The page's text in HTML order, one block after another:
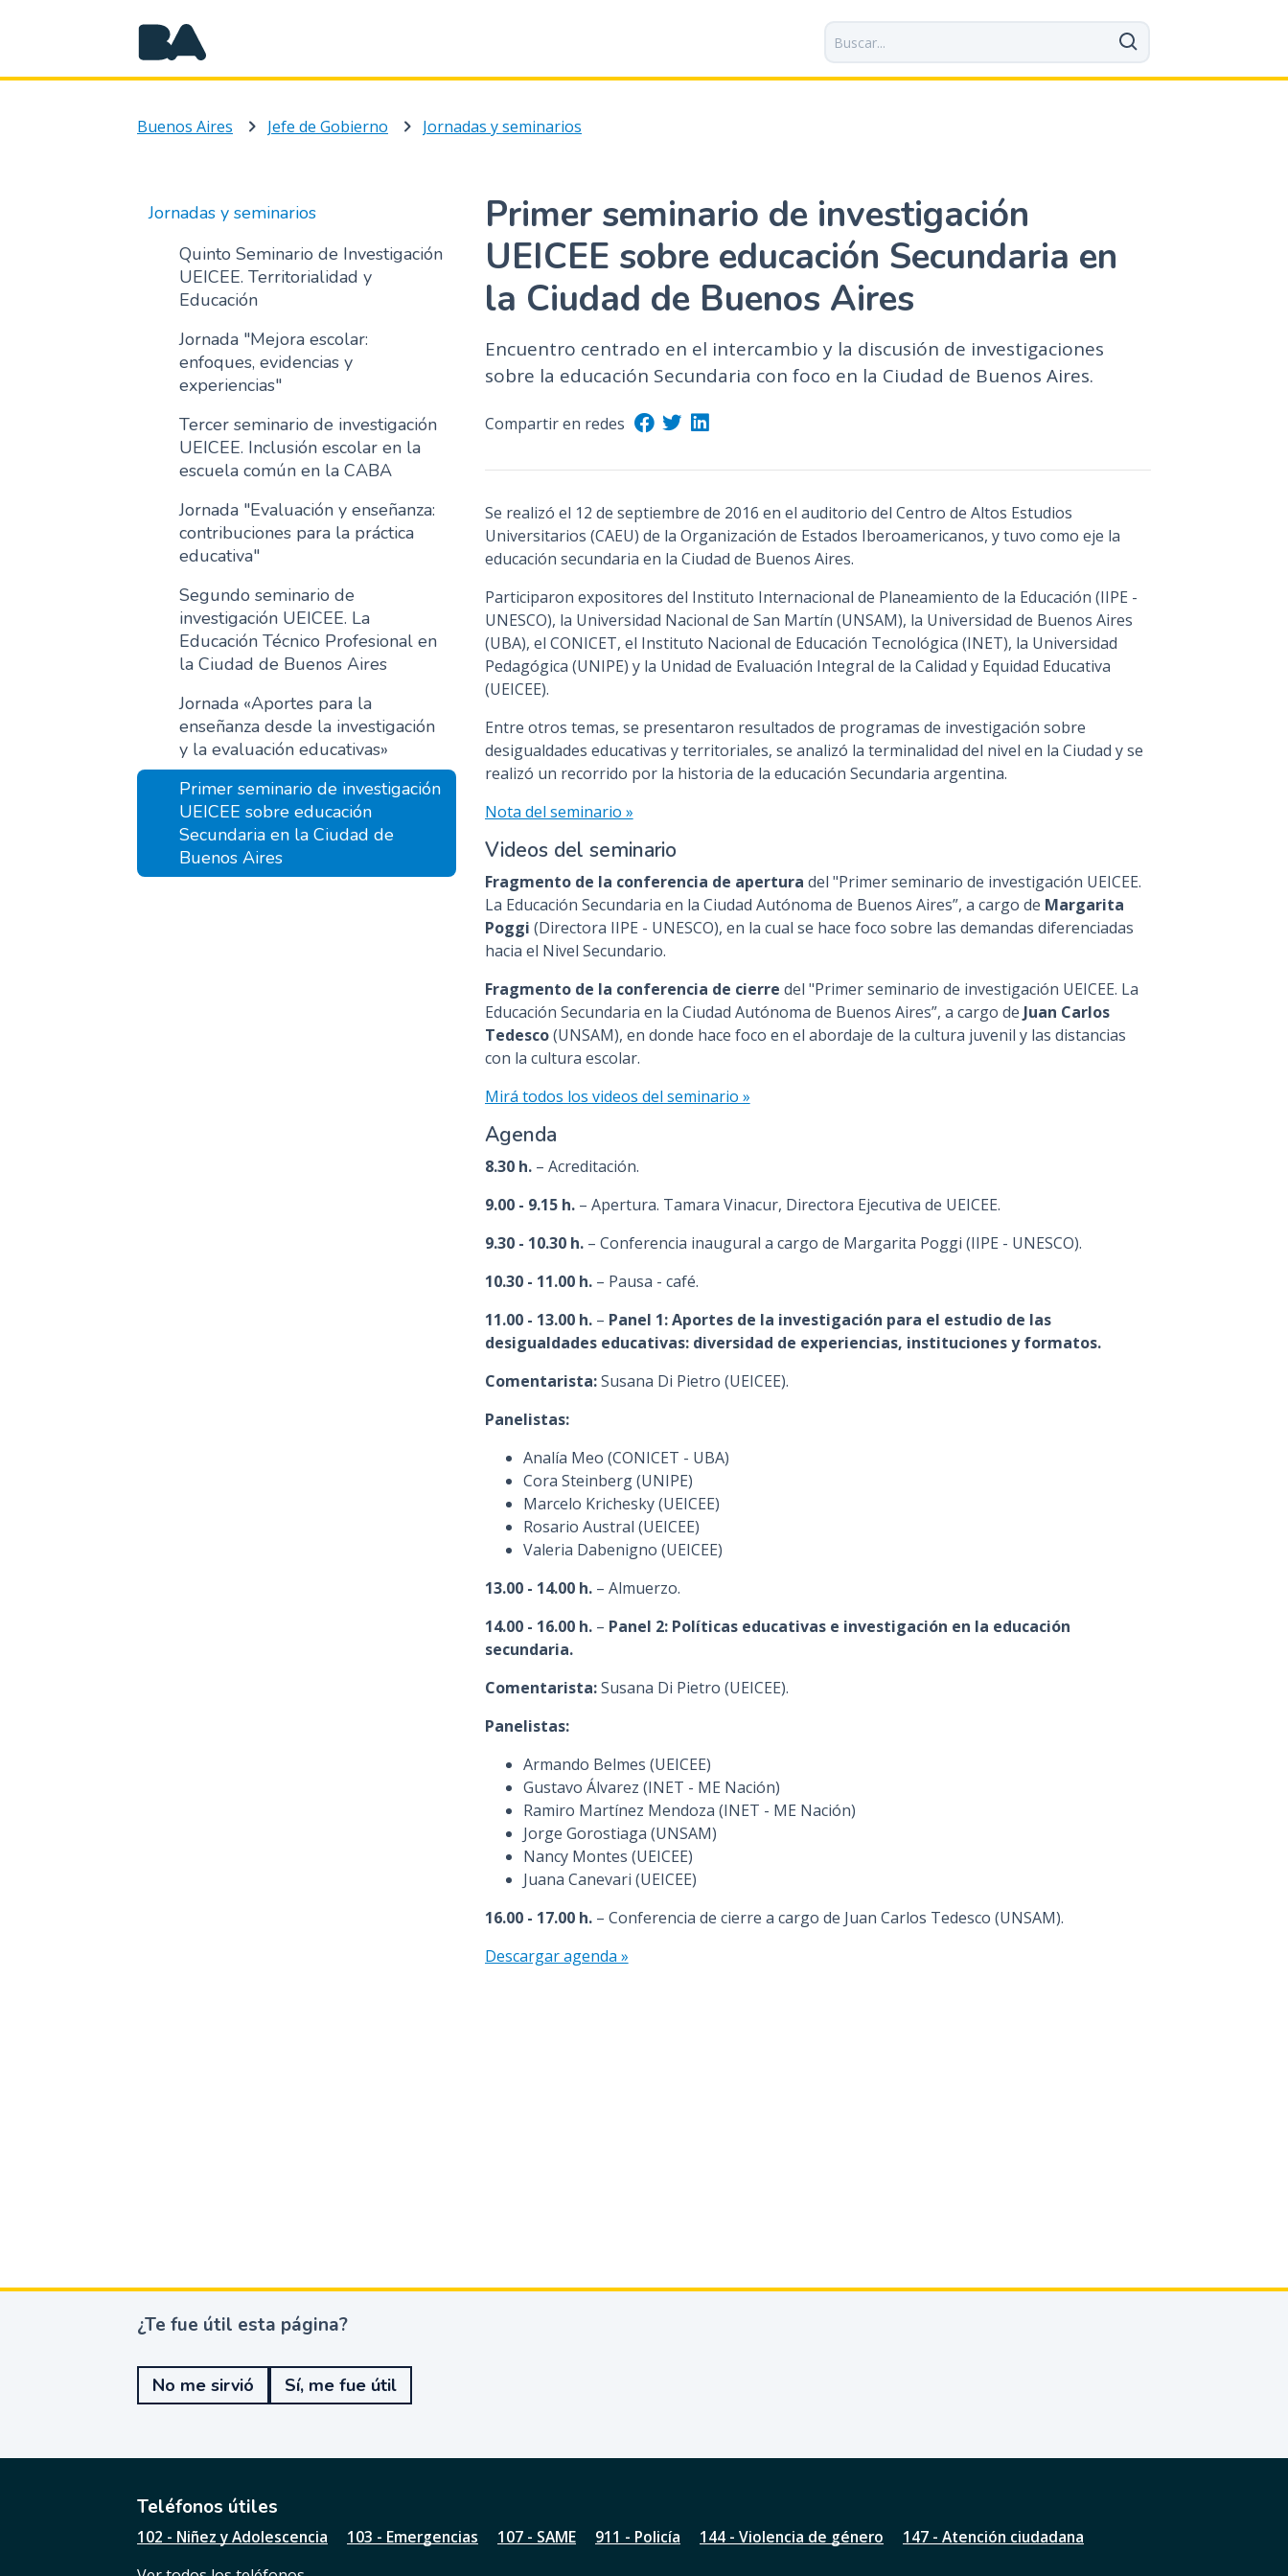
a
n
e
o
p
i
c
p
a
l
Buenos Aires Jefe de Gobierno Jornadas y seminarios
Jornadas y seminarios
Quinto Seminario de Investigación
UEICEE. Territorialidad y
Educación
Jornada "Mejora escolar:
enfoques, evidencias y
experiencias"
Tercer seminario de investigación
UEICEE. Inclusión escolar en la
escuela común en la CABA
Jornada "Evaluación y enseñanza:
contribuciones para la práctica
educativa"
Segundo seminario de
investigación UEICEE. La
Educación Técnico Profesional en
la Ciudad de Buenos Aires
Jornada «Aportes para la
enseñanza desde la investigación
y la evaluación educativas»
Primer seminario de investigación
UEICEE sobre educación
Secundaria en la Ciudad de
Buenos Aires
Primer seminario de investigación
UEICEE sobre educación Secundaria en
la Ciudad de Buenos Aires
Encuentro centrado en el intercambio y la discusión de investigaciones
sobre la educación Secundaria con foco en la Ciudad de Buenos Aires.
Compartir en redes
Se realizó el 12 de septiembre de 2016 en el auditorio del Centro de Altos Estudios
Universitarios (CAEU) de la Organización de Estados Iberoamericanos, y tuvo como eje la
educación secundaria en la Ciudad de Buenos Aires.
Participaron expositores del Instituto Internacional de Planeamiento de la Educación (IIPE -
UNESCO), la Universidad Nacional de San Martín (UNSAM), la Universidad de Buenos Aires
(UBA), el CONICET, el Instituto Nacional de Educación Tecnológica (INET), la Universidad
Pedagógica (UNIPE) y la Unidad de Evaluación Integral de la Calidad y Equidad Educativa
(UEICEE).
Entre otros temas, se presentaron resultados de programas de investigación sobre
desigualdades educativas y territoriales, se analizó la terminalidad del nivel en la Ciudad y se
realizó un recorrido por la historia de la educación Secundaria argentina.
Nota del seminario »
Videos del seminario
Fragmento de la conferencia de apertura del "Primer seminario de investigación UEICEE.
La Educación Secundaria en la Ciudad Autónoma de Buenos Aires”, a cargo de Margarita
Poggi (Directora IIPE - UNESCO), en la cual se hace foco sobre las demandas diferenciadas
hacia el Nivel Secundario.
Fragmento de la conferencia de cierre del "Primer seminario de investigación UEICEE. La
Educación Secundaria en la Ciudad Autónoma de Buenos Aires”, a cargo de Juan Carlos
Tedesco(UNSAM), en donde hace foco en el abordaje de la cultura juvenil y las distancias
con la cultura escolar.
Mirá todos los videos del seminario »
Agenda
8.30 h.– Acreditación.
9.00 - 9.15 h.– Apertura. Tamara Vinacur, Directora Ejecutiva de UEICEE.
9.30 - 10.30 h.– Conferencia inaugural a cargo de Margarita Poggi (IIPE - UNESCO).
10.30 - 11.00 h.– Pausa - café.
11.00 - 13.00 h.– Panel 1: Aportes de la investigación para el estudio de las
desigualdades educativas: diversidad de experiencias, instituciones y formatos.
Comentarista:Susana Di Pietro (UEICEE).
Panelistas:
Analía Meo (CONICET - UBA)
Cora Steinberg (UNIPE)
Marcelo Krichesky (UEICEE)
Rosario Austral (UEICEE)
Valeria Dabenigno (UEICEE)
13.00 - 14.00 h.– Almuerzo.
14.00 - 16.00 h.– Panel 2: Políticas educativas e investigación en la educación
secundaria.
Comentarista:Susana Di Pietro (UEICEE).
Panelistas:
Armando Belmes (UEICEE)
Gustavo Álvarez (INET - ME Nación)
Ramiro Martínez Mendoza (INET - ME Nación)
Jorge Gorostiaga (UNSAM)
Nancy Montes (UEICEE)
Juana Canevari (UEICEE)
16.00 - 17.00 h.– Conferencia de cierre a cargo de Juan Carlos Tedesco (UNSAM).
Descargar agenda »
¿
e
u
t
l
s
¿Te fue útil esta página?
No me sirvió Sí, me fue útil
Teléfonos útiles
102 - Niñez y Adolescencia 103 - Emergencias 107 - SAME 911 - Policía 144 - Violencia de género
147 - Atención ciudadana